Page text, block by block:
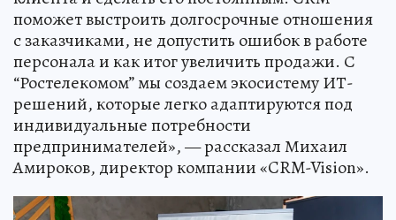
поможет выстроить долгосрочные отношения
с заказчиками, не допустить ошибок в работе
персонала и как итог увеличить продажи. С
“Ростелекомом” мы создаем экосистему ИТ-
решений, которые легко адаптируются под
индивидуальные потребности
предпринимателей», — рассказал Михаил
Амироков, директор компании «CRM-Vision».